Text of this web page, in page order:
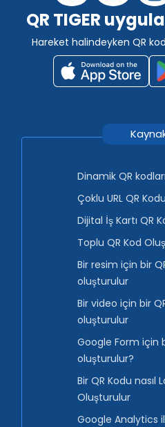
QR TIGER
Hareket halindeyken QR
Dinamik QR
Çoklu URL QR Kodu
Dijital İş Kartı QR
Toplu QR Kod
Bir resim için bir
oluşturulur
Bir video için bir
oluşturulur
Google Form için
oluşturulur?
Bir QR Kodu nasıl
Oluşturulur
Google Analytics